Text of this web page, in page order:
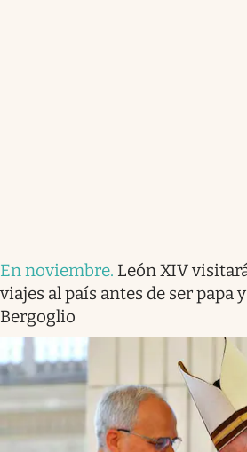
En noviembre. León XIV
viajes al país antes de ser papa
Bergoglio